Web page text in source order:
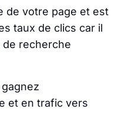
de votre page et est
taux de clics car il
recherche
et en trafic vers